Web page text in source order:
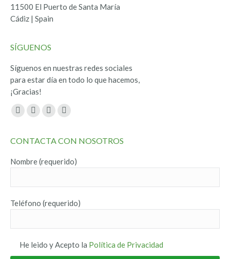
11500 El Puerto de Santa María
Cádiz | Spain
SÍGUENOS
Síguenos en nuestras redes sociales
para estar día en todo lo que hacemos,
¡Gracias!
Encuéntranos en:
Facebook
opens
new
Twitter
opens
new
YouTube
opens
new
Instagram
opens
new
CONTACTA CON NOSOTROS
Nombre (requerido)
Teléfono (requerido)
He leido y Acepto la Política de Privacidad